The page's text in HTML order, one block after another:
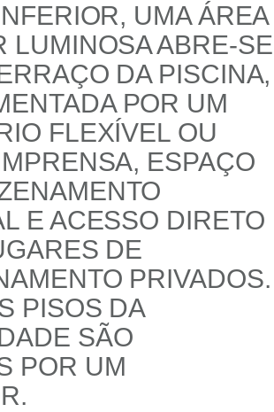
UMA ÁREA
LUMINOSA ABRE-SE
DA PISCINA,
POR UM
FLEXÍVEL OU
ESPAÇO
E ACESSO DIRETO
DE
PRIVADOS.
PISOS DA
SÃO
POR UM